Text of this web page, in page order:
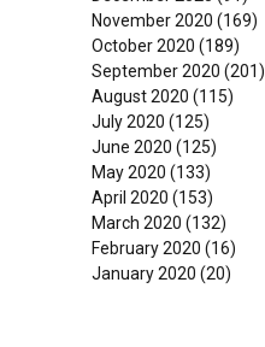
November 2020 (169)
October 2020 (189)
September 2020 (201)
August 2020 (115)
July 2020 (125)
June 2020 (125)
May 2020 (133)
April 2020 (153)
March 2020 (132)
February 2020 (16)
January 2020 (20)